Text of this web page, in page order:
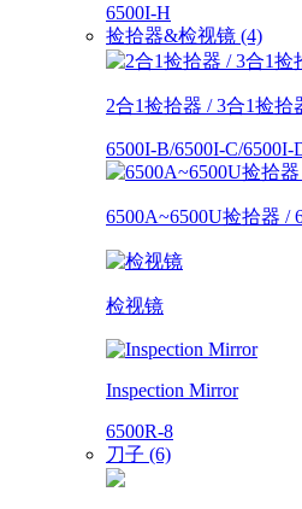
6500I-H
捡拾器&检视镜 (4)
2合1捡拾器 / 3合1捡拾
6500I-B/6500I-C/6500I-
6500A~6500U捡拾器 /
检视镜
Inspection Mirror
6500R-8
刀子 (6)